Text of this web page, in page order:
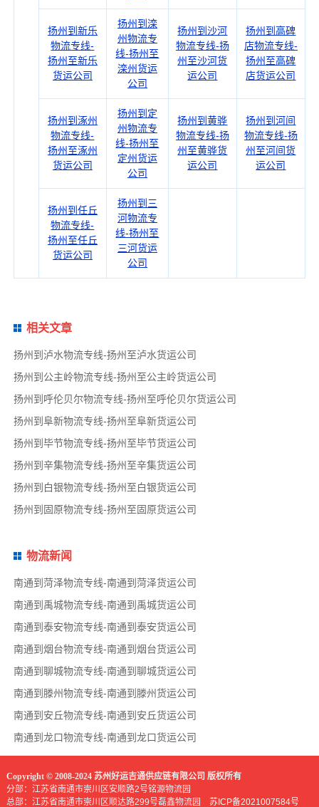
扬州到新乐
物流专线-
扬州至新乐
货运公司
扬州到滦
州物流专
线-扬州至
滦州货运
公司
扬州到沙河
物流专线-扬
州至沙河货
运公司
扬州到高碑
店物流专线-
扬州至高碑
店货运公司
扬州到涿州
物流专线-
扬州至涿州
货运公司
扬州到定
州物流专
线-扬州至
定州货运
公司
扬州到黄骅
物流专线-扬
州至黄骅货
运公司
扬州到河间
物流专线-扬
州至河间货
运公司
扬州到任丘
物流专线-
扬州至任丘
货运公司
扬州到三
河物流专
线-扬州至
三河货运
公司
相关文章
扬州到泸水物流专线-扬州至泸水货运公司
扬州到公主岭物流专线-扬州至公主岭货运公司
扬州到呼伦贝尔物流专线-扬州至呼伦贝尔货运公司
扬州到阜新物流专线-扬州至阜新货运公司
扬州到毕节物流专线-扬州至毕节货运公司
扬州到辛集物流专线-扬州至辛集货运公司
扬州到白银物流专线-扬州至白银货运公司
扬州到固原物流专线-扬州至固原货运公司
物流新闻
南通到菏泽物流专线-南通到菏泽货运公司
南通到禹城物流专线-南通到禹城货运公司
南通到泰安物流专线-南通到泰安货运公司
南通到烟台物流专线-南通到烟台货运公司
南通到聊城物流专线-南通到聊城货运公司
南通到滕州物流专线-南通到滕州货运公司
南通到安丘物流专线-南通到安丘货运公司
南通到龙口物流专线-南通到龙口货运公司
Copyright © 2008-2024 苏州好运吉通供应链有限公司 版权所有
分部：江苏省南通市崇川区安顺路2号铭源物流园
总部：江苏省南通市崇川区顺达路299号磊鑫物流园 苏ICP备2021007584号